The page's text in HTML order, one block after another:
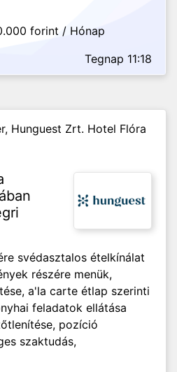
forint / Hónap
Tegnap 11:18
Hunguest Zrt. Hotel Flóra
svédasztalos ételkínálat
részére menük,
a'la carte étlap szerinti
feladatok ellátása
pozíció
szaktudás,